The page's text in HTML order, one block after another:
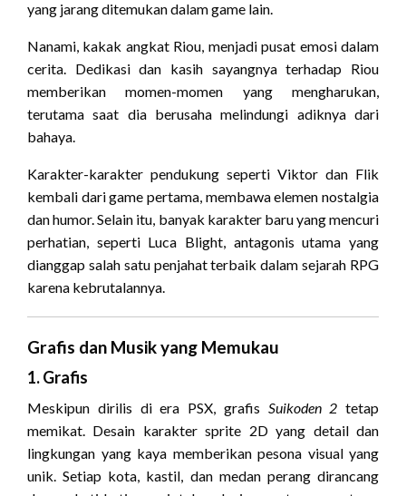
yang jarang ditemukan dalam game lain.
Nanami, kakak angkat Riou, menjadi pusat emosi dalam
cerita. Dedikasi dan kasih sayangnya terhadap Riou
memberikan momen-momen yang mengharukan,
terutama saat dia berusaha melindungi adiknya dari
bahaya.
Karakter-karakter pendukung seperti Viktor dan Flik
kembali dari game pertama, membawa elemen nostalgia
dan humor. Selain itu, banyak karakter baru yang mencuri
perhatian, seperti Luca Blight, antagonis utama yang
dianggap salah satu penjahat terbaik dalam sejarah RPG
karena kebrutalannya.
Grafis dan Musik yang Memukau
1. Grafis
Meskipun dirilis di era PSX, grafis Suikoden 2 tetap
memikat. Desain karakter sprite 2D yang detail dan
lingkungan yang kaya memberikan pesona visual yang
unik. Setiap kota, kastil, dan medan perang dirancang